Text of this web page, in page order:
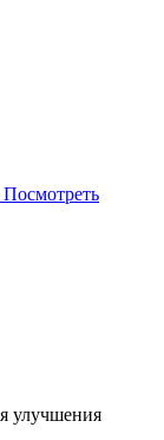
Посмотреть
улучшения